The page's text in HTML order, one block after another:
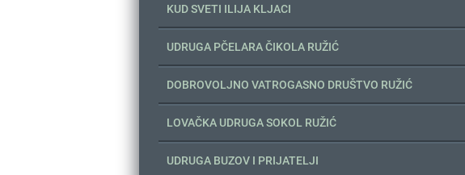
KUD SVETI ILIJA KLJACI
UDRUGA PČELARA ČIKOLA RUŽIĆ
DOBROVOLJNO VATROGASNO DRUŠTVO RUŽIĆ
LOVAČKA UDRUGA SOKOL RUŽIĆ
UDRUGA BUZOV I PRIJATELJI